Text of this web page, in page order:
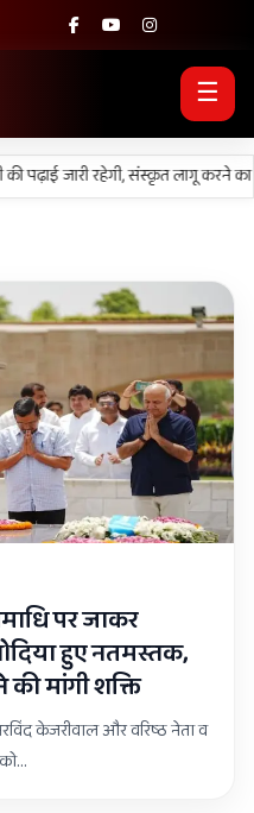
☰
जारी रहेगी, संस्कृत लागू करने का
पर जाकर
हुए नतमस्तक,
की मांगी शक्ति
केजरीवाल और वरिष्ठ नेता व